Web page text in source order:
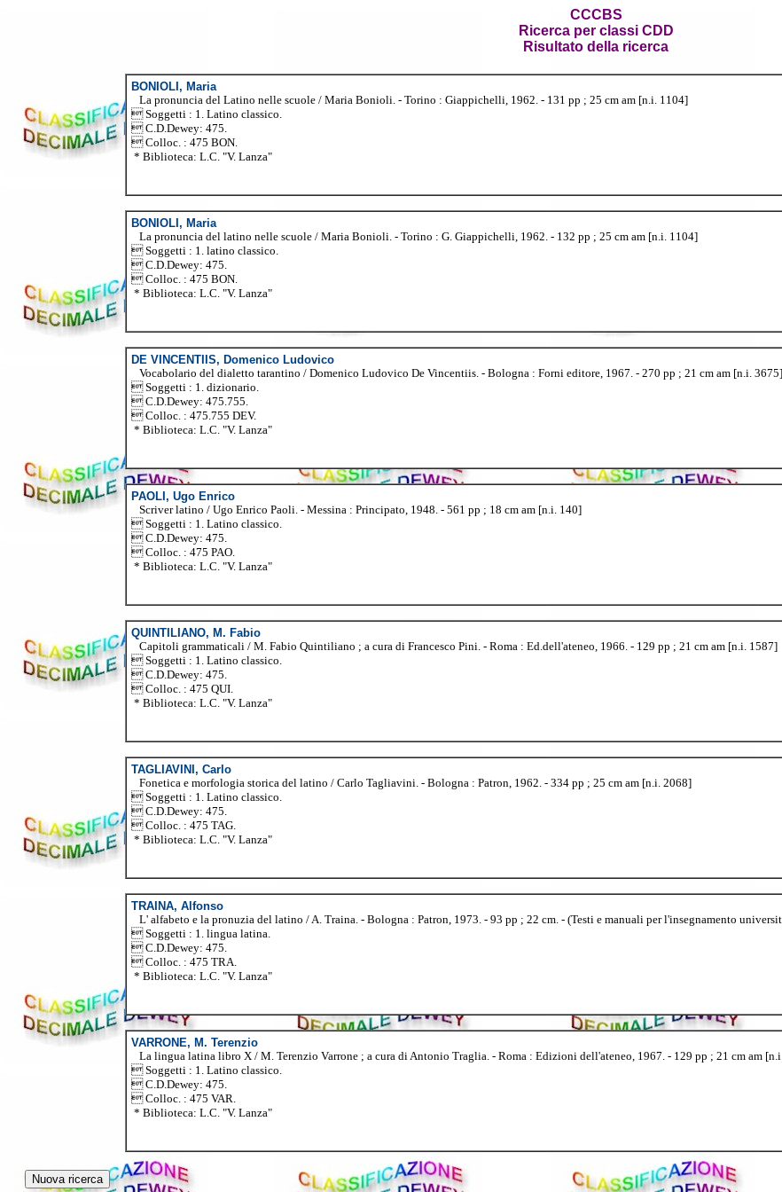
CCCBS
Ricerca per classi CDD
Risultato della ricerca
BONIOLI, Maria
La pronuncia del Latino nelle scuole / Maria Bonioli. - Torino : Giappichelli, 1962. - 131 pp ; 25 cm am [n.i. 1104]
 Soggetti : 1. Latino classico.
 C.D.Dewey: 475.
 Colloc. : 475 BON.
* Biblioteca: L.C. "V. Lanza"
BONIOLI, Maria
La pronuncia del latino nelle scuole / Maria Bonioli. - Torino : G. Giappichelli, 1962. - 132 pp ; 25 cm am [n.i. 1104]
 Soggetti : 1. latino classico.
 C.D.Dewey: 475.
 Colloc. : 475 BON.
* Biblioteca: L.C. "V. Lanza"
DE VINCENTIIS, Domenico Ludovico
Vocabolario del dialetto tarantino / Domenico Ludovico De Vincentiis. - Bologna : Forni editore, 1967. - 270 pp ; 21 cm am [n.i. 3675]
 Soggetti : 1. dizionario.
 C.D.Dewey: 475.755.
 Colloc. : 475.755 DEV.
* Biblioteca: L.C. "V. Lanza"
PAOLI, Ugo Enrico
Scriver latino / Ugo Enrico Paoli. - Messina : Principato, 1948. - 561 pp ; 18 cm am [n.i. 140]
 Soggetti : 1. Latino classico.
 C.D.Dewey: 475.
 Colloc. : 475 PAO.
* Biblioteca: L.C. "V. Lanza"
QUINTILIANO, M. Fabio
Capitoli grammaticali / M. Fabio Quintiliano ; a cura di Francesco Pini. - Roma : Ed.dell'ateneo, 1966. - 129 pp ; 21 cm am [n.i. 1587]
 Soggetti : 1. Latino classico.
 C.D.Dewey: 475.
 Colloc. : 475 QUI.
* Biblioteca: L.C. "V. Lanza"
TAGLIAVINI, Carlo
Fonetica e morfologia storica del latino / Carlo Tagliavini. - Bologna : Patron, 1962. - 334 pp ; 25 cm am [n.i. 2068]
 Soggetti : 1. Latino classico.
 C.D.Dewey: 475.
 Colloc. : 475 TAG.
* Biblioteca: L.C. "V. Lanza"
TRAINA, Alfonso
L' alfabeto e la pronuzia del latino / A. Traina. - Bologna : Patron, 1973. - 93 pp ; 22 cm. - (Testi e manuali per l'insegnamento
 Soggetti : 1. lingua latina.
 C.D.Dewey: 475.
 Colloc. : 475 TRA.
* Biblioteca: L.C. "V. Lanza"
VARRONE, M. Terenzio
La lingua latina libro X / M. Terenzio Varrone ; a cura di Antonio Traglia. - Roma : Edizioni dell'ateneo, 1967. - 129 pp ; 21 cm am
 Soggetti : 1. Latino classico.
 C.D.Dewey: 475.
 Colloc. : 475 VAR.
* Biblioteca: L.C. "V. Lanza"